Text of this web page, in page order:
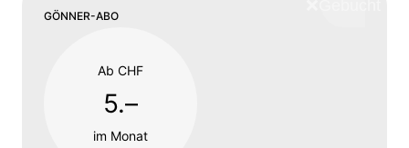
GÖNNER-ABO
Ab CHF
5.–
im Monat